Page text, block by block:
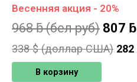
Весенняя акция - 20%
968ƃ(бел руб) 807 ƃ
338$ (доллар США) 282
В корзину